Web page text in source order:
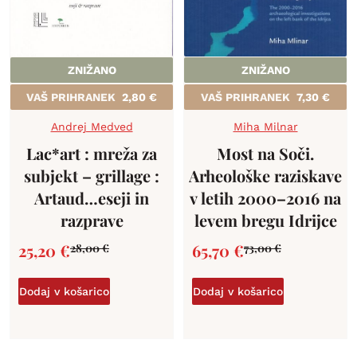
ZNIŽANO
VAŠ PRIHRANEK 2,80 €
Andrej Medved
Lac*art : mreža za
subjekt – grillage :
Artaud…eseji in
razprave
28,00€
25,20 €
Dodaj v košarico
ZNIŽANO
VAŠ PRIHRANEK 7,30 €
Miha Milnar
Most na Soči.
Arheološke raziskave
v letih 2000–2016 na
levem bregu Idrijce
73,00€
65,70 €
Dodaj v košarico